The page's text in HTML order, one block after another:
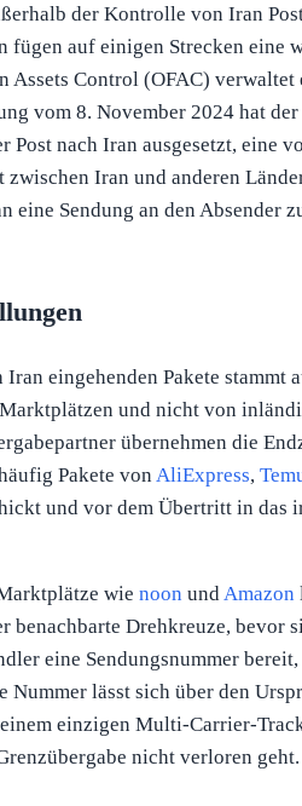
der Kontrolle von Iran
fügen auf einigen Strecken eine
Assets Control (OFAC)
vom 8. November 2024 hat
Post nach Iran ausgesetzt, eine
zwischen Iran und anderen
eine Sendung an den Absender
eingehenden Pakete stammt
und nicht von
übernehmen die
Pakete von AliExpress,
und vor dem Übertritt in das
wie noon und Amazon
benachbarte Drehkreuze, bevor
eine Sendungsnummer bereit,
Nummer lässt sich über den
einzigen Multi-Carrier-
nicht verloren geht.